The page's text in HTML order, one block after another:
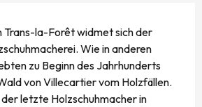
Trans-la-Forêt widmet sich der
Wie in anderen
zu Beginn des Jahrhunderts
von Villecartier vom Holzfällen.
letzte Holzschuhmacher in